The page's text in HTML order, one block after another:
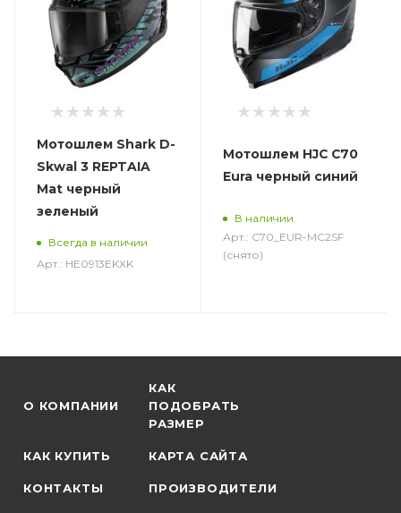
Мотошлем Shark D-
Skwal 3 REPTAIA
Mat черный
зеленый
Всегда в наличии
Арт.: HE0913EKXK
Мотошлем HJC C70
Eura черный синий
В наличии
Арт.: C70_EUR-MC2SF
(снято)
О КОМПАНИИ
КАК
ПОДОБРАТЬ
РАЗМЕР
КАК КУПИТЬ КАРТА САЙТА
КОНТАКТЫ ПРОИЗВОДИТЕЛИ